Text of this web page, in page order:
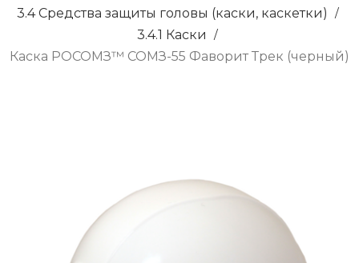
3.4 Средства защиты головы (каски, каскетки) /
3.4.1 Каски /
Каска РОСОМЗ™ СОМЗ-55 Фаворит Трек (черный)